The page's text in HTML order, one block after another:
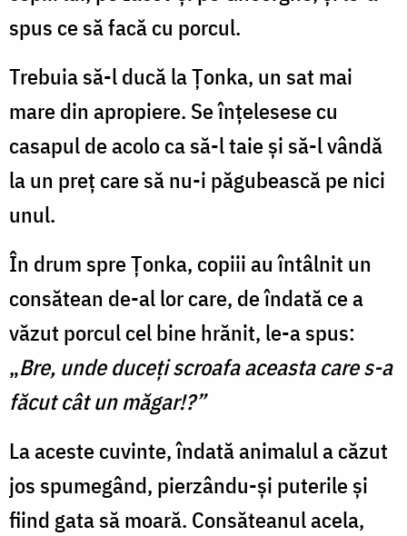
spus ce să facă cu porcul.
Trebuia să-l ducă la Ţonka, un sat mai
mare din apropiere. Se înţelesese cu
casapul de acolo ca să-l taie şi să-l vândă
la un preț care să nu-i păgubească pe nici
unul.
În drum spre Ţonka, copiii au întâlnit un
consătean de-al lor care, de îndată ce a
văzut porcul cel bine hrănit, le-a spus:
„Bre, unde duceţi scroafa aceasta care s-a
făcut cât un măgar!?”
La aceste cuvinte, îndată animalul a căzut
jos spumegând, pierzându-şi puterile şi
fiind gata să moară. Consăteanul acela,